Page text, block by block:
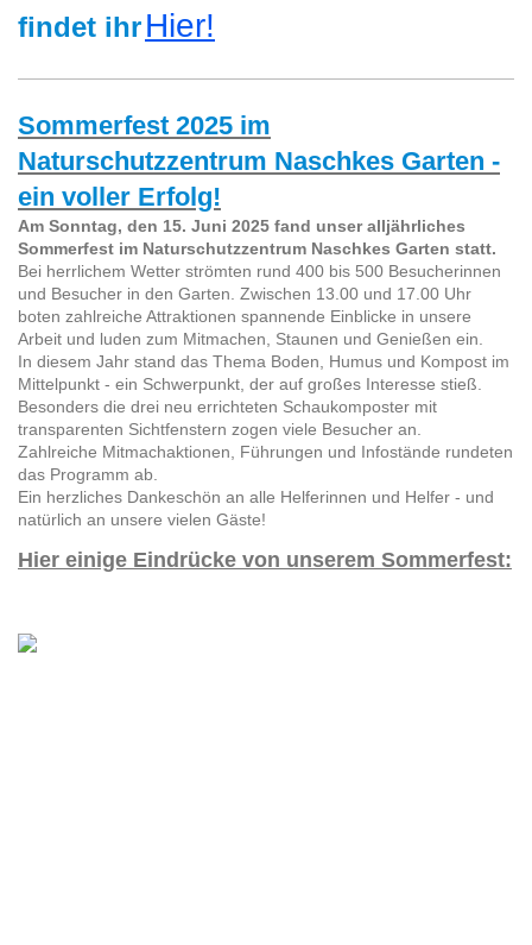
findet ihrHier!
Sommerfest 2025 im
Naturschutzzentrum Naschkes Garten -
ein voller Erfolg!
Am Sonntag, den 15. Juni 2025 fand unser alljährliches
Sommerfest im Naturschutzzentrum Naschkes Garten statt.
Bei herrlichem Wetter strömten rund 400 bis 500 Besucherinnen
und Besucher in den Garten. Zwischen 13.00 und 17.00 Uhr
boten zahlreiche Attraktionen spannende Einblicke in unsere
Arbeit und luden zum Mitmachen, Staunen und Genießen ein.
In diesem Jahr stand das Thema Boden, Humus und Kompost im
Mittelpunkt - ein Schwerpunkt, der auf großes Interesse stieß.
Besonders die drei neu errichteten Schaukomposter mit
transparenten Sichtfenstern zogen viele Besucher an.
Zahlreiche Mitmachaktionen, Führungen und Infostände rundeten
das Programm ab.
Ein herzliches Dankeschön an alle Helferinnen und Helfer - und
natürlich an unsere vielen Gäste!
Hier einige Eindrücke von unserem Sommerfest: